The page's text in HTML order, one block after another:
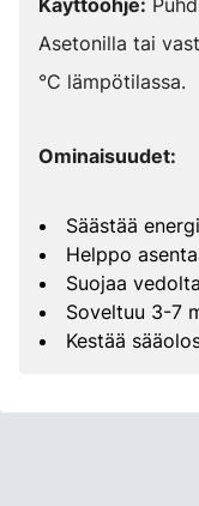
Käyttöohje:
Asetonilla tai
°C lämpötilassa.
Ominaisuudet:
Säästää
Helppo
Suojaa vedolta
Soveltuu 3-7
Kestää